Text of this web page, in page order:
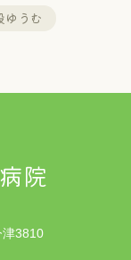
ゆうむ
院
3810